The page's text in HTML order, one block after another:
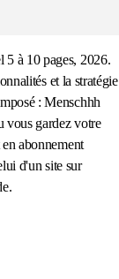
5 à 10 pages, 2026.
et la stratégie
: Menschhh
vous gardez votre
abonnement
d'un site sur